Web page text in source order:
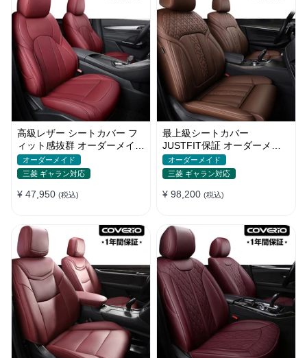
高級レザー シートカバー フ
ィット感抜群 オーダーメイド
5色 防水 耐摩耗性 全席セッ
ト
オーダーメイド
三菱 ギャラン対応
¥ 47,950 (税込)
最上級シートカバー
JUSTFIT保証 オーダーメイ
ド 防水レザー 通気性 おしゃ
れ 全席セット
オーダーメイド
三菱 ギャラン対応
¥ 98,200 (税込)